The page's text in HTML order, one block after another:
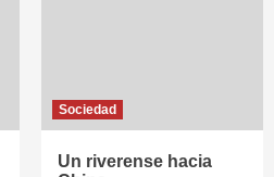
Sociedad
Un riverense hacia